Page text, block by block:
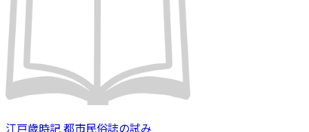
江戸歳時記 都市民俗誌の試み